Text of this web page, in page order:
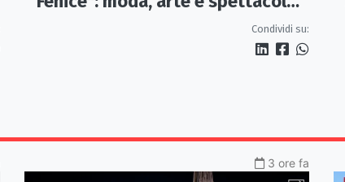
Condividi su:
3 ore fa